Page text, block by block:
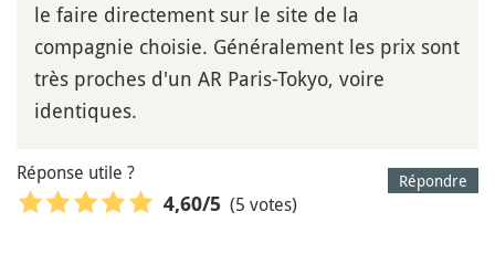
le faire directement sur le site de la
compagnie choisie. Généralement les prix sont
très proches d'un AR Paris-Tokyo, voire
identiques.
Répondre
Réponse utile ?
4,60/5 (5 votes)